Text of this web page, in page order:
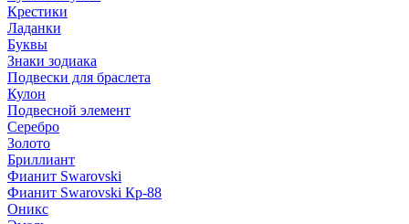
Крестики
Ладанки
Буквы
Знаки зодиака
Подвески для браслета
Кулон
Подвесной элемент
Серебро
Золото
Бриллиант
Фианит Swarovski
Фианит Swarovski Кр-88
Оникс